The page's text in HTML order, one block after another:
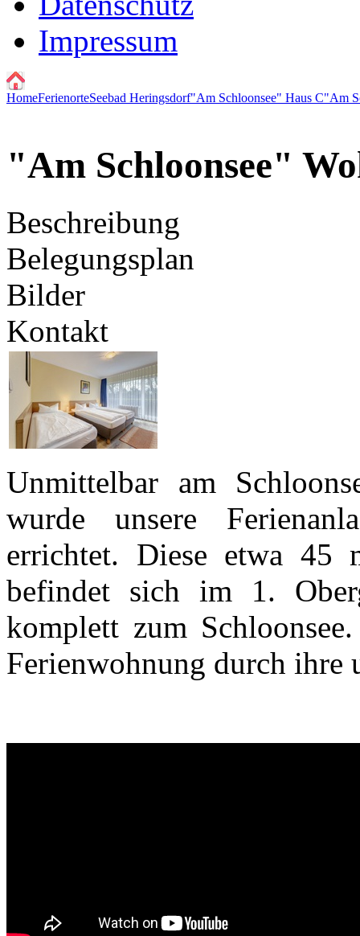
Impressum
HomeFerienorteSeebad Heringsdorf"Am Schloonsee" Haus C"Am
"Am Schloonsee"
Beschreibung
Belegungsplan
Bilder
Kontakt
Unmittelbar am
wurde unsere
errichtet. Diese etwa 45
befindet sich im 1.
komplett zum
Ferienwohnung durch ihre